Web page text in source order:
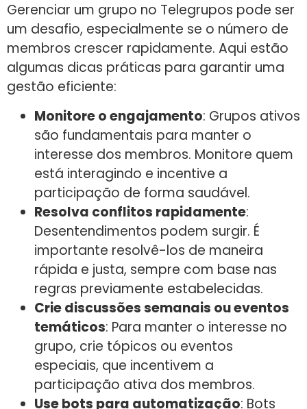
Gerenciar um grupo no Telegrupos pode ser
um desafio, especialmente se o número de
membros crescer rapidamente. Aqui estão
algumas dicas práticas para garantir uma
gestão eficiente:
Monitore o engajamento: Grupos ativos
são fundamentais para manter o
interesse dos membros. Monitore quem
está interagindo e incentive a
participação de forma saudável.
Resolva conflitos rapidamente:
Desentendimentos podem surgir. É
importante resolvê-los de maneira
rápida e justa, sempre com base nas
regras previamente estabelecidas.
Crie discussões semanais ou eventos
temáticos: Para manter o interesse no
grupo, crie tópicos ou eventos
especiais, que incentivem a
participação ativa dos membros.
Use bots para automatização: Bots